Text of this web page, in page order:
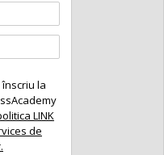
la
LINK
de